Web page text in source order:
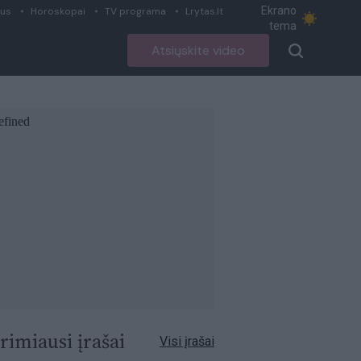
Horoskopai TV programa Lrytas.lt
Ekrano
tema
Atsiųskite video
įrašai Visi įrašai